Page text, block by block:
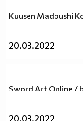
Kuusen Madoushi
20.03.2022
Sword Art Online /
20.03.2022